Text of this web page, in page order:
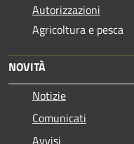
Autorizzazioni
Agricoltura e pesca
NOVITÀ
Notizie
Comunicati
Avvisi